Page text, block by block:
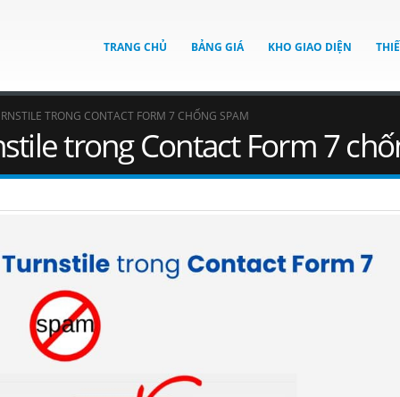
TRANG CHỦ BẢNG GIÁ KHO GIAO DIỆN
TRONG CONTACT FORM 7 CHỐNG SPAM
trong Contact Form 7